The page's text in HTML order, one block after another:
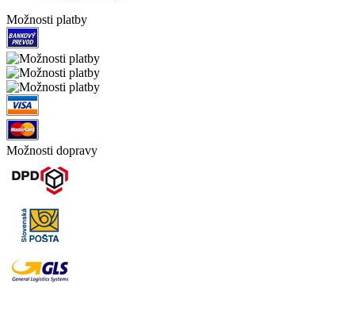
Možnosti platby
Možnosti dopravy